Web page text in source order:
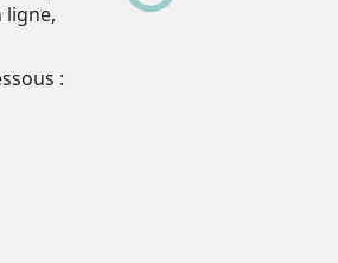
ligne,
: